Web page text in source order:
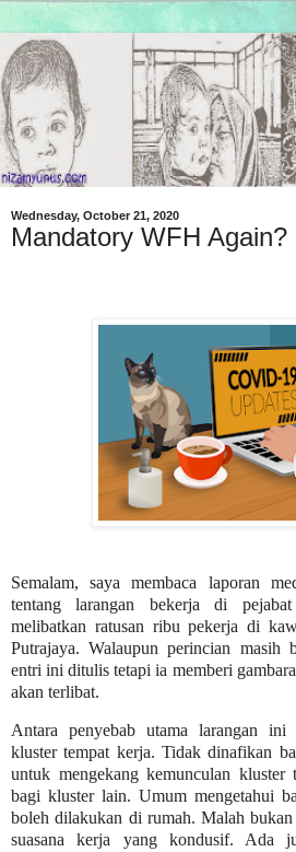
Wednesday, October 21, 2020
Mandatory WFH Again?
Semalam, saya membaca laporan
tentang larangan bekerja di
melibatkan ratusan ribu pekerja di
Putrajaya. Walaupun perincian masih
entri ini ditulis tetapi ia memberi
akan terlibat.
Antara penyebab utama larangan ini
kluster tempat kerja. Tidak dinafikan
untuk mengekang kemunculan
bagi kluster lain. Umum mengetahui
boleh dilakukan di rumah. Malah bukan
suasana kerja yang kondusif. Ada